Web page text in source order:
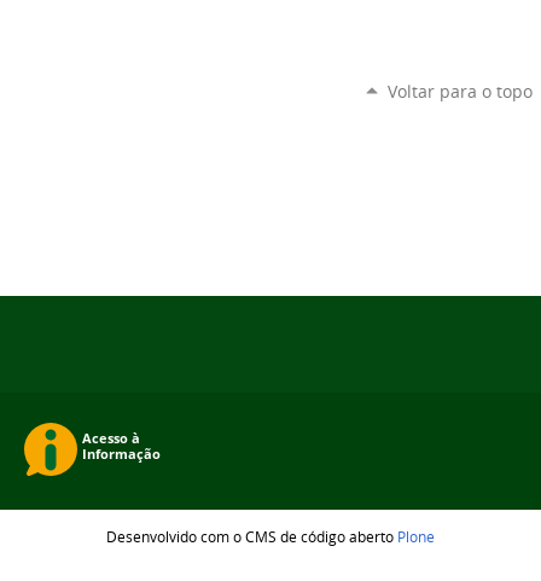
Voltar para o topo
Desenvolvido com o CMS de código aberto Plone